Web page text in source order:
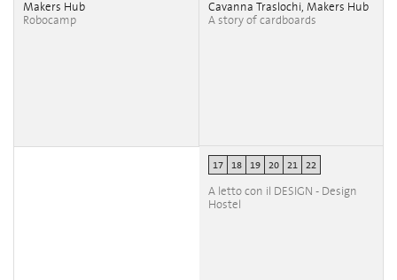
Makers Hub
Robocamp
Cavanna Traslochi, Makers Hub
A story of cardboards
17 18 19 20 21 22
A letto con il DESIGN - Design
Hostel